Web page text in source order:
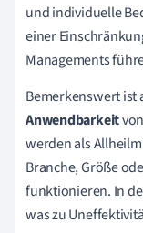
und individuelle
einer
Managements
Bemerkenswert ist
Anwendbarkeit
werden als
Branche, Größe
funktionieren. In
was zu